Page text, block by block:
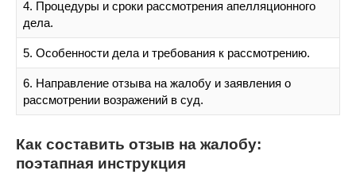
4. Процедуры и сроки рассмотрения апелляционного
дела.
5. Особенности дела и требования к рассмотрению.
6. Направление отзыва на жалобу и заявления о
рассмотрении возражений в суд.
Как составить отзыв на жалобу:
поэтапная инструкция